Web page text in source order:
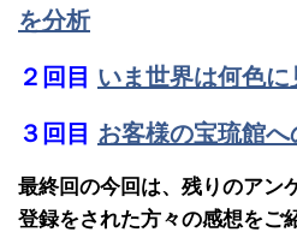
を分析
２回目 いま世界は何色
３回目 お客様の宝琉館
最終回の今回は、残りのアン
登録をされた方々の感想をご